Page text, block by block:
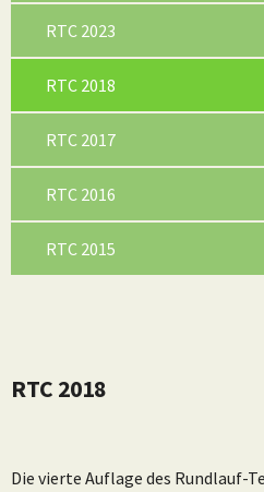
RTC 2023
RTC 2018
RTC 2017
RTC 2016
RTC 2015
RTC 2018
Die vierte Auflage des Rundlauf-